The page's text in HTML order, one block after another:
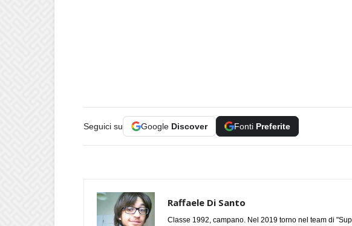
Seguici su Google Discover Fonti Preferite
Raffaele Di Santo
Classe 1992, campano. Nel 2019 torno nel team di